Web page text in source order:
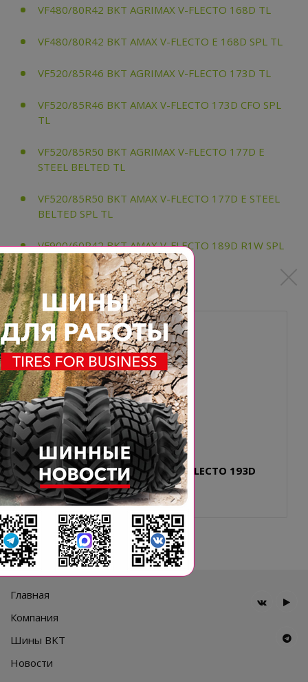
VF480/80R42 BKT AGRIMAX V-FLECTO 168D TL
VF480/80R42 BKT AMAX V-FLECTO E 168D SPL TL
VF520/85R46 BKT AGRIMAX V-FLECTO 173D TL
VF520/85R46 BKT AMAX V-FLECTO 173D CFO SPL
TL
VF520/85R50 BKT AGRIMAX V-FLECTO 177D E
STEEL BELTED TL
VF520/85R50 BKT AMAX V-FLECTO 177D E STEEL
BELTED SPL TL
VF900/60R42 BKT AMAX V-FLECTO 189D R1W SPL
TL
Похожие товары:
VF900/65R46 BKT AGRIMAX V-FLECTO 193D
STEEL BELTED TL
Главная
Компания
Шины BKT
Новости